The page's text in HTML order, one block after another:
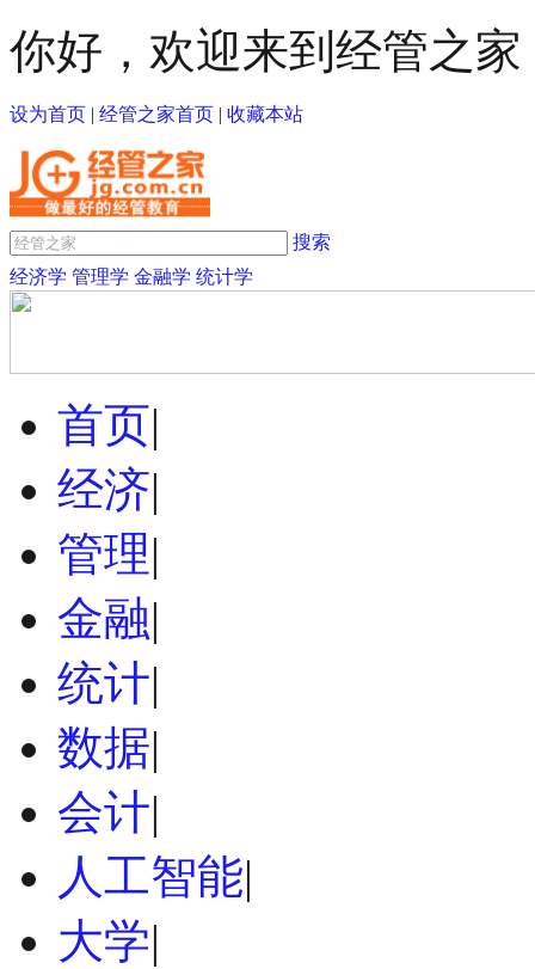
你好，欢迎来到经管之家
设为首页 | 经管之家首页 | 收藏本站
搜索
经济学 管理学 金融学 统计学
首页|
经济|
管理|
金融|
统计|
数据|
会计|
人工智能|
大学|